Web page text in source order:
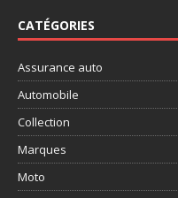
CATÉGORIES
Assurance auto
Automobile
Collection
Marques
Moto